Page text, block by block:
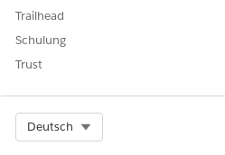
Trailhead
Schulung
Trust
Deutsch